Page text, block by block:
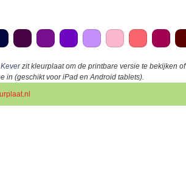
zit kleurplaat om de printbare versie te bekijken of
in (geschikt voor iPad en Android tablets).